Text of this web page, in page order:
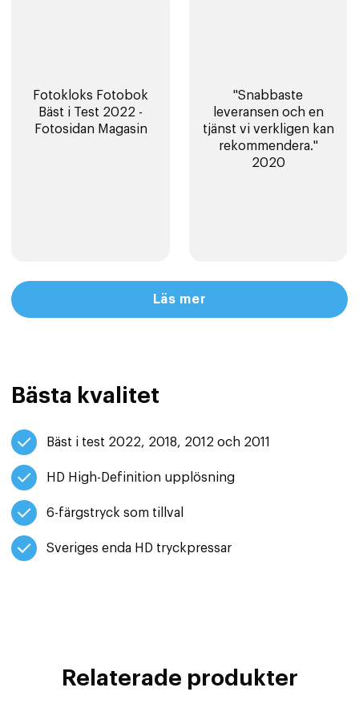
Fotokloks Fotobok
Bäst i Test 2022 -
Fotosidan Magasin
"Snabbaste
leveransen och en
tjänst vi verkligen kan
rekommendera."
2020
Läs mer
Bästa kvalitet
Bäst i test 2022, 2018, 2012 och 2011
HD High-Definition upplösning
6-färgstryck som tillval
Sveriges enda HD tryckpressar
Relaterade produkter